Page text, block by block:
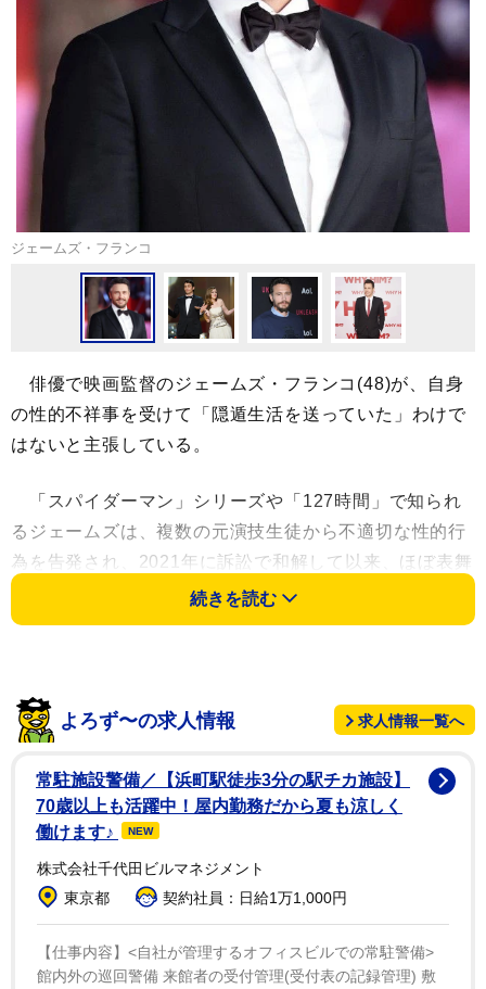
ジェームズ・フランコ
俳優で映画監督のジェームズ・フランコ(48)が、自身
の性的不祥事を受けて「隠遁生活を送っていた」わけで
はないと主張している。
「スパイダーマン」シリーズや「127時間」で知られ
るジェームズは、複数の元演技生徒から不適切な性的行
為を告発され、2021年に訴訟で和解して以来、ほぼ表舞
台から姿を消していたが、意図的に目立たないようにし
ていたわけではないと否定した。
ドラインの取材に応じたジェームズは、「隠れていたと
いうのは事実ではない。ここ3、4年連続でここに来て、
作品を売り込み、皆に親切にしてもらっているし、素晴
らしい映画を観に行くこともできている」と語った。
「前向きな人生を送る」ために最善を尽くしており、カ
メラの外での私生活に関する憶測よりも、仕事に集中し
たいと考えているという。
さらに、自分が不当な扱いを受けていると感じるかと
問われると、ジェームズは肩をすくめて、「分からない
続きを読む
よろず〜の求人情報 求人情報一覧へ
常駐施設警備／【浜町駅徒歩3分の駅チカ施設】
70歳以上も活躍中！屋内勤務だから夏も涼しく
働けます♪
NEW
株式会社千代田ビルマネジメント
東京都
契約社員：日給1万1,000円
【仕事内容】<自社が管理するオフィスビルでの常駐警備>
館内外の巡回警備 来館者の受付管理(受付表の記録管理) 敷